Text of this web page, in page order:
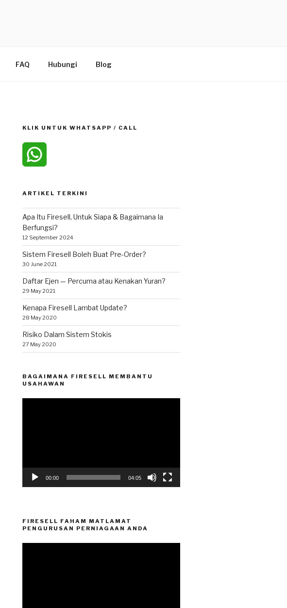
FAQ Hubungi Blog
KLIK UNTUK WHATSAPP / CALL
ARTIKEL TERKINI
Apa Itu Firesell, Untuk Siapa & Bagaimana Ia
Berfungsi?
12 September 2024
Sistem Firesell Boleh Buat Pre-Order?
30 June 2021
Daftar Ejen — Percuma atau Kenakan Yuran?
29 May 2021
Kenapa Firesell Lambat Update?
28 May 2020
Risiko Dalam Sistem Stokis
27 May 2020
BAGAIMANA FIRESELL MEMBANTU
USAHAWAN
00:00 04:05
FIRESELL FAHAM MATLAMAT
PENGURUSAN PERNIAGAAN ANDA